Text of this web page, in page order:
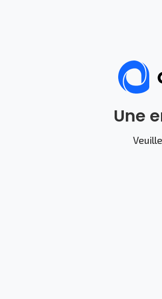
Une